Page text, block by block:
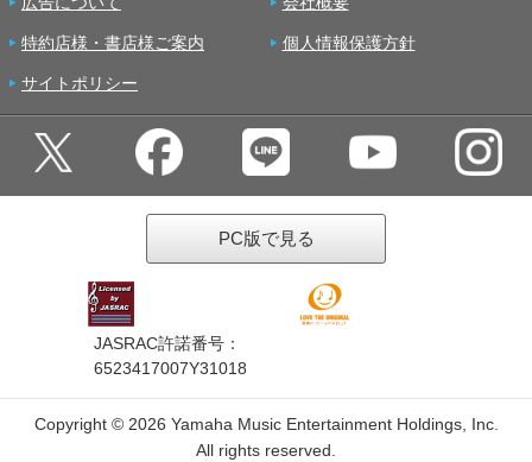
特約店様・書店様ご案内 個人情報保護方針
サイトポリシー
PC版で見る
JASRAC許諾番号：
6523417007Y31018
Copyright © 2026 Yamaha Music Entertainment Holdings, Inc.
All rights reserved.